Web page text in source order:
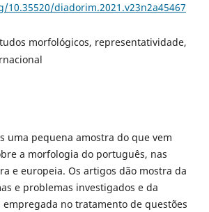
diadorim.2021.v23n2a45467
morfológicos, representatividade,
uma pequena amostra do que vem
a morfologia do português, nas
e europeia. Os artigos dão mostra da
e problemas investigados e da
no tratamento de questões